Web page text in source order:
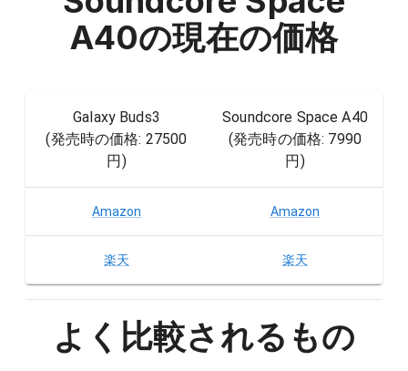
A40の現在の価格
Galaxy Buds3
(発売時の価格: 27500
円)
Soundcore Space A40
(発売時の価格: 7990
円)
Amazon Amazon
楽天 楽天
よく比較されるもの